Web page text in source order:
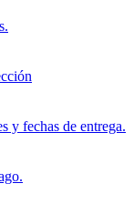
y fechas de entrega.